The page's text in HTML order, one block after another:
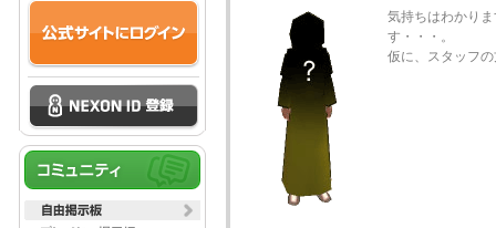
気持ちはわかり
す・・・。
仮に、スタッフ